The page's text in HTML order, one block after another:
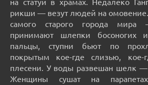
рикши — везут людей на
самого старого города
принимают шлепки босоногих
пальцы, ступни бьют по
покрытым кое-где слизью,
плесени. У воды развешан шелк —
Женщины сушат на